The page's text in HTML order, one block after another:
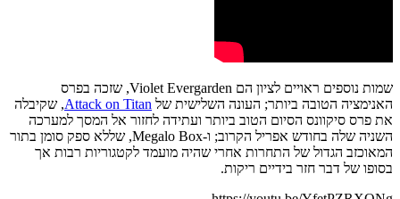
שמות נוספים ראויים לציון הם Violet Evergarden, שזכה בפרס
האנימציה הטובה ביותר; העונה השלישית של Attack on Titan, שקיבלה
את פרס סיקוונס הסיום הטוב ביותר ועתידה לחזור אל המסך למערכה
השניה שלה בחודש אפריל הקרוב; ו-Megalo Box, שללא ספק סומן בתור
המאוכזב הגדול של התחרות אחרי שהיה מועמד לקטגוריות רבות אך
בסופו של דבר חזר בידיים ריקות.